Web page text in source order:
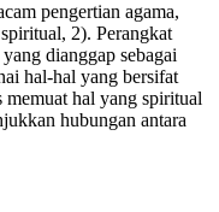
pengertian agama,
2). Perangkat
dianggap sebagai
hal-hal yang bersifat
hal yang spiritual
hubungan antara